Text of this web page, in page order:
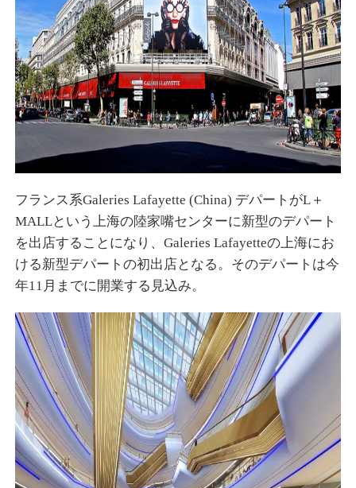
フランス系Galeries Lafayette (China) デパートがL＋
MALLという上海の陸家嘴センターに新型のデパート
を出店することになり、Galeries Lafayetteの上海にお
ける新型デパートの初出店となる。そのデパートは今
年11月までに開業する見込み。